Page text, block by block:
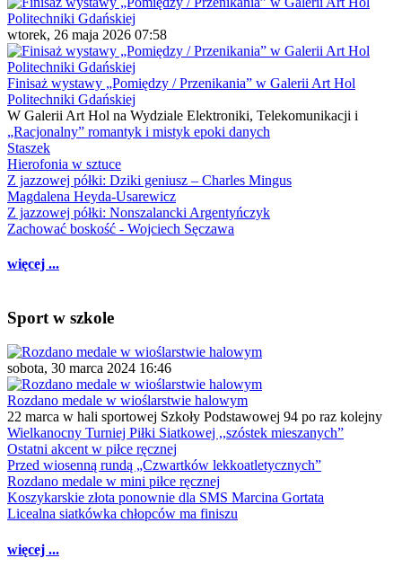
wtorek, 26 maja 2026 07:58
Finisaż wystawy „Pomiędzy / Przenikania” w Galerii Art Hol
Politechniki Gdańskiej
W Galerii Art Hol na Wydziale Elektroniki, Telekomunikacji i
„Racjonalny” romantyk i mistyk epoki danych
Staszek
Hierofonia w sztuce
Z jazzowej półki: Dziki geniusz – Charles Mingus
Magdalena Heyda-Usarewicz
Z jazzowej półki: Nonszalancki Argentyńczyk
Zachować boskość - Wojciech Sęczawa
więcej ...
Sport w szkole
sobota, 30 marca 2024 16:46
Rozdano medale w wioślarstwie halowym
22 marca w hali sportowej Szkoły Podstawowej 94 po raz kolejny
Wielkanocny Turniej Piłki Siatkowej ,,szóstek mieszanych”
Ostatni akcent w piłce ręcznej
Przed wiosenną rundą „Czwartków lekkoatletycznych”
Rozdano medale w mini piłce ręcznej
Koszykarskie złota ponownie dla SMS Marcina Gortata
Licealna siatkówka chłopców ma finiszu
więcej ...